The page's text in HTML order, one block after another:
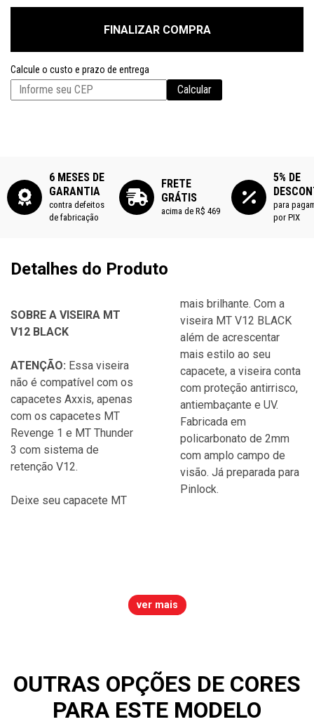
FINALIZAR COMPRA
Calcule o custo e prazo de entrega
Calcular
6 MESES DE
GARANTIA
contra defeitos
de fabricação
FRETE
GRÁTIS
acima de R$ 469
5% DE
para
por PIX
Detalhes do Produto
SOBRE A VISEIRA MT
V12 BLACK
ATENÇÃO: Essa viseira
não é compatível com os
capacetes Axxis, apenas
com os capacetes MT
Revenge 1 e MT Thunder
3 com sistema de
retenção V12.
Deixe seu capacete MT
mais brilhante. Com a
viseira MT V12 BLACK
além de acrescentar
mais estilo ao seu
capacete, a viseira conta
com proteção antirrisco,
antiembaçante e UV.
Fabricada em
policarbonato de 2mm
com amplo campo de
visão. Já preparada para
Pinlock.
ver mais
OUTRAS OPÇÕES DE CORES
PARA ESTE MODELO